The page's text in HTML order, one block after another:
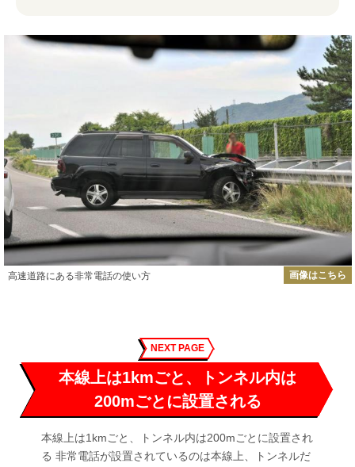
高速道路にある非常電話の使い方 画像はこちら
NEXT PAGE
本線上は1kmごと、トンネル内は
200mごとに設置される
本線上は1kmごと、トンネル内は200mごとに設置され
る 非常電話が設置されているのは本線上、トンネルだ